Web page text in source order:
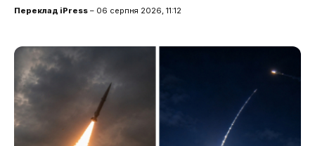
Переклад iPress – 06 серпня 2026, 11:12